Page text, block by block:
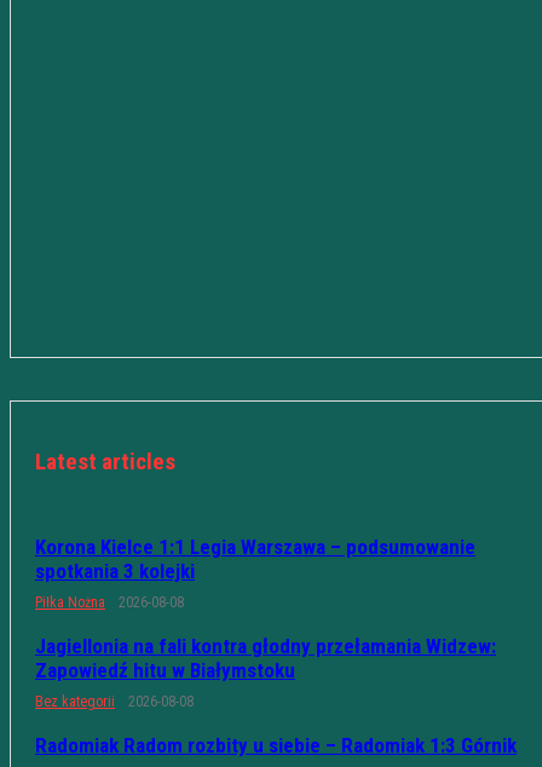
Latest articles
Korona Kielce 1:1 Legia Warszawa – podsumowanie
spotkania 3 kolejki
Piłka Nożna 2026-08-08
Jagiellonia na fali kontra głodny przełamania Widzew:
Zapowiedź hitu w Białymstoku
Bez kategorii 2026-08-08
Radomiak Radom rozbity u siebie – Radomiak 1:3 Górnik